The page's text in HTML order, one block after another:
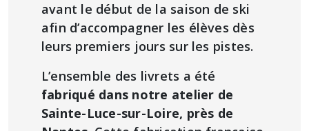
avant le début de la saison de ski
afin d’accompagner les élèves dès
leurs premiers jours sur les pistes.
L’ensemble des livrets a été
fabriqué dans notre atelier de
Sainte-Luce-sur-Loire, près de